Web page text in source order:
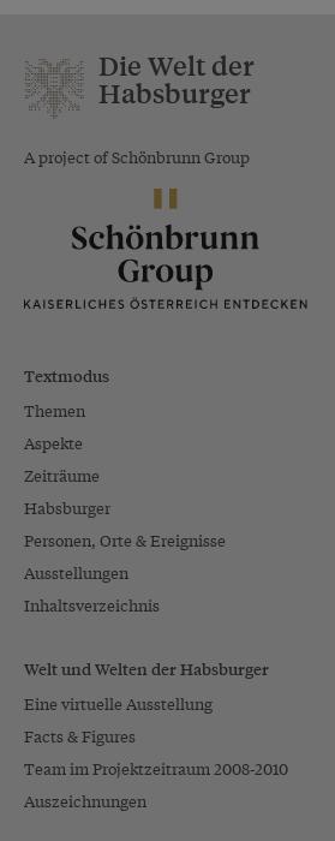
Die Welt der
Habsburger
A project of Schönbrunn Group
Textmodus
Themen
Aspekte
Zeiträume
Habsburger
Personen, Orte & Ereignisse
Ausstellungen
Inhaltsverzeichnis
Welt und Welten der Habsburger
Eine virtuelle Ausstellung
Facts & Figures
Team im Projektzeitraum 2008-2010
Auszeichnungen